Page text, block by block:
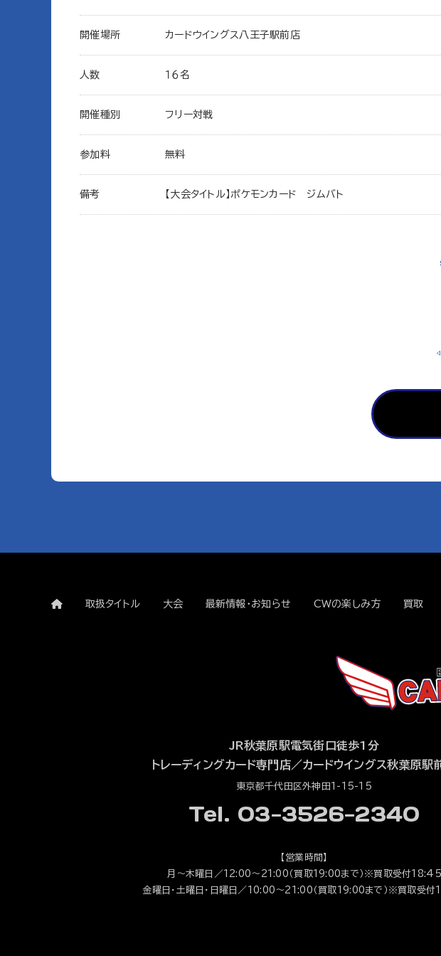
開催場所 カードウイングス八王子駅前店
人数 １６名
開催種別 フリー対戦
参加料 無料
備考 【大会タイトル】ポケモンカード ジムバト
取扱タイトル 大会 最新情報・お知らせ CWの楽しみ方 買取
JR秋葉原駅電気街口徒歩1分
トレーディングカード専門店／カードウイングス秋葉原駅
東京都千代田区外神田1-15-15
Tel. 03-3526-2340
【営業時間】
月～木曜日／12:00～21:00（買取19:00まで）※買取受付18:45
金曜日・土曜日・日曜日／10:00～21:00（買取19:00まで）※買取受